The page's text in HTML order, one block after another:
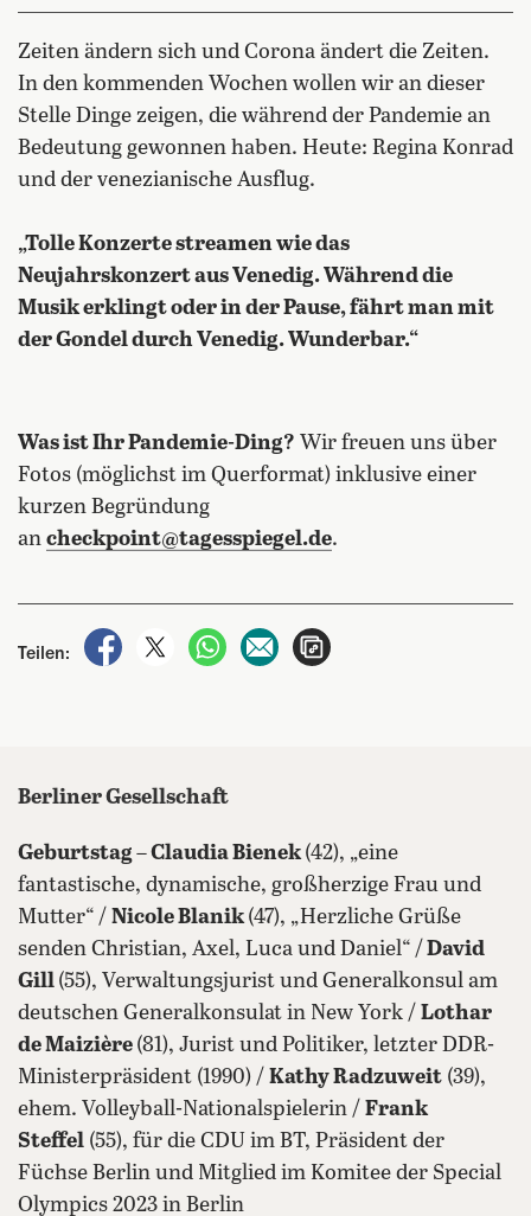
Zeiten ändern sich und Corona ändert die Zeiten.
In den kommenden Wochen wollen wir an dieser
Stelle Dinge zeigen, die während der Pandemie an
Bedeutung gewonnen haben. Heute: Regina Konrad
und der venezianische Ausflug.
„Tolle Konzerte streamen wie das
Neujahrskonzert aus Venedig. Während die
Musik erklingt oder in der Pause, fährt man mit
der Gondel durch Venedig. Wunderbar.“
Was ist Ihr Pandemie-Ding? Wir freuen uns über
Fotos (möglichst im Querformat) inklusive einer
kurzen Begründung
an checkpoint@tagesspiegel.de.
Teilen:
auf Facebook teilen
auf X teilenper WhatsApp teilen
per E-Mail teilen
Berliner Gesellschaft
Geburtstag – Claudia Bienek(42), „eine
fantastische, dynamische, großherzige Frau und
Mutter“ / Nicole Blanik(47), „Herzliche Grüße
senden Christian, Axel, Luca und Daniel“ / David
Gill (55), Verwaltungsjurist und Generalkonsul am
deutschen Generalkonsulat in New York / Lothar
de Maizière (81), Jurist und Politiker, letzter DDR-
Ministerpräsident (1990) / Kathy Radzuweit (39),
ehem. Volleyball-Nationalspielerin / Frank
Steffel (55), für die CDU im BT, Präsident der
Füchse Berlin und Mitglied im Komitee der Special
Olympics 2023 in Berlin